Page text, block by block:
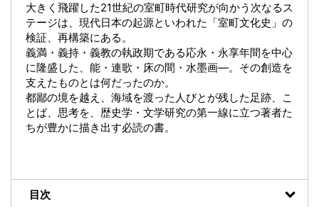
大きく飛躍した21世紀の室町時代研究が向かう次なるス
テージは、現代日本の起源といわれた「室町文化史」の
検証、再構築にある。
義満・義持・義教の執政期である応永・永享年間を中心
に隆盛した、能・連歌・床の間・水墨画―。その創造を
支えたものとは何だったのか。
都鄙の境を越え、海域を渡った人びとが残した足跡、こ
とば、思考を、歴史学・文学研究の第一線に立つ著者た
ちが豊かに描き出す必読の書。
目次